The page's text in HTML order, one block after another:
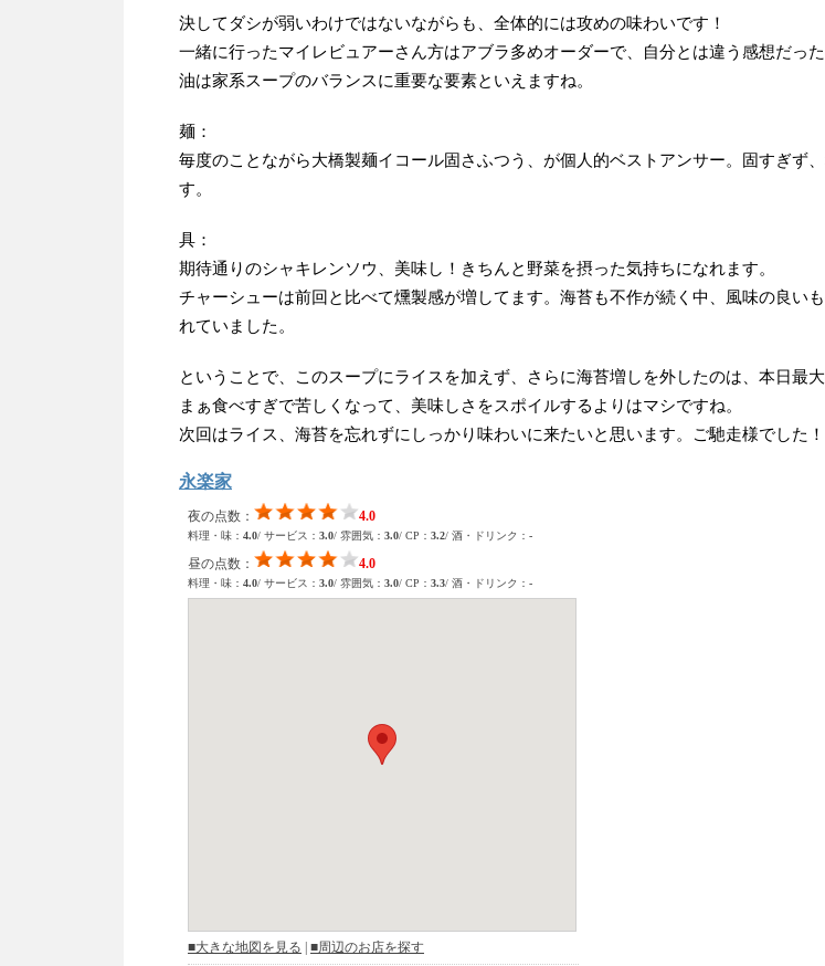
決してダシが弱いわけではないながらも、全体的には攻めの味わいです！
一緒に行ったマイレビュアーさん方はアブラ多めオーダーで、自分とは違う感想だっ
油は家系スープのバランスに重要な要素といえますね。
麺：
毎度のことながら大橋製麺イコール固さふつう、が個人的ベストアンサー。固すぎず
す。
具：
期待通りのシャキレンソウ、美味し！きちんと野菜を摂った気持ちになれます。
チャーシューは前回と比べて燻製感が増してます。海苔も不作が続く中、風味の良い
れていました。
ということで、このスープにライスを加えず、さらに海苔増しを外したのは、本日最
まぁ食べすぎで苦しくなって、美味しさをスポイルするよりはマシですね。
次回はライス、海苔を忘れずにしっかり味わいに来たいと思います。ご馳走様でした！
永楽家